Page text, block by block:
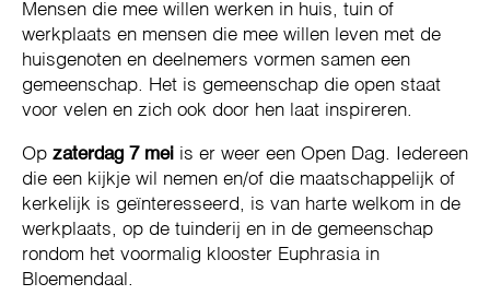
Mensen die mee willen werken in huis, tuin of
werkplaats en mensen die mee willen leven met de
huisgenoten en deelnemers vormen samen een
gemeenschap. Het is gemeenschap die open staat
voor velen en zich ook door hen laat inspireren.
Op zaterdag 7 mei is er weer een Open Dag. Iedereen
die een kijkje wil nemen en/of die maatschappelijk of
kerkelijk is geïnteresseerd, is van harte welkom in de
werkplaats, op de tuinderij en in de gemeenschap
rondom het voormalig klooster Euphrasia in
Bloemendaal.